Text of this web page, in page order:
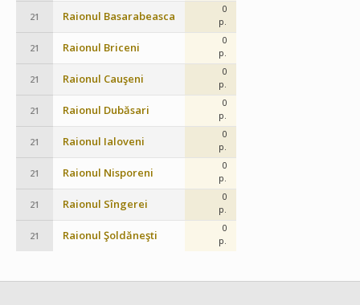
21 Raionul Basarabeasca
0
p.
21 Raionul Briceni
0
p.
21 Raionul Cauşeni
0
p.
21 Raionul Dubăsari
0
p.
21 Raionul Ialoveni
0
p.
21 Raionul Nisporeni
0
p.
21 Raionul Sîngerei
0
p.
21 Raionul Şoldăneşti
0
p.